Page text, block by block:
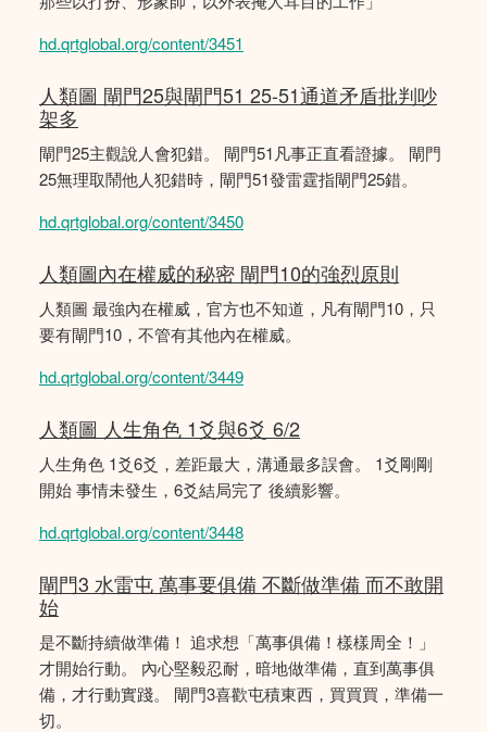
hd.qrtglobal.org/content/3451
人類圖 閘門25與閘門51 25-51通道矛盾批判吵
架多
閘門25主觀說人會犯錯。 閘門51凡事正直看證據。 閘門
25無理取鬧他人犯錯時，閘門51發雷霆指閘門25錯。
hd.qrtglobal.org/content/3450
人類圖內在權威的秘密 閘門10的強烈原則
人類圖 最強內在權威，官方也不知道，凡有閘門10，只
要有閘門10，不管有其他內在權威。
hd.qrtglobal.org/content/3449
人類圖 人生角色 1爻與6爻 6/2
人生角色 1爻6爻，差距最大，溝通最多誤會。 1爻剛剛
開始 事情未發生，6爻結局完了 後續影響。
hd.qrtglobal.org/content/3448
閘門3 水雷屯 萬事要俱備 不斷做準備 而不敢開
始
是不斷持續做準備！ 追求想「萬事俱備！樣樣周全！」
才開始行動。 內心堅毅忍耐，暗地做準備，直到萬事俱
備，才行動實踐。 閘門3喜歡屯積東西，買買買，準備一
切。